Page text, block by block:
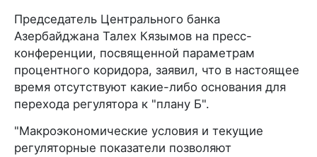
Председатель Центрального банка
Азербайджана Талех Кязымов на пресс-
конференции, посвященной параметрам
процентного коридора, заявил, что в настоящее
время отсутствуют какие-либо основания для
перехода регулятора к "плану Б".
"Макроэкономические условия и текущие
регуляторные показатели позволяют